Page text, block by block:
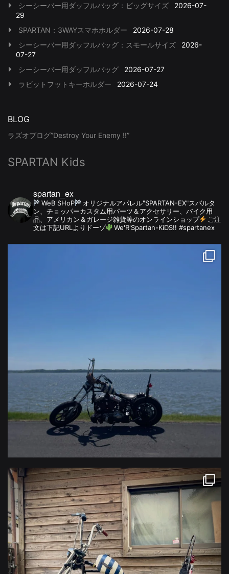
シーシーバー用ダッフルバッグ：ビッグサイズ
2026-07-
29
SPARTAN：3WAYスマホホルダー
2026-07-28
シーシーバー用ダッフルバッグ：スモールサイズ
2026-
07-27
シーシーバー用ダッフルバッグ
2026-07-27
ラビットフットキーホルダー
2026-07-24
BLOG
ラズオブログ”Destroy Your Enemy !!”
SPARTAN Kids
spartan_ex
WeB SHoP
オリジナルアパレル"SPARTAN-EX"スパルタ
ン、チョッパーカスタム用パーツ＆アクセサリー、バイク用
品、アメリカン＆ガレージ雑貨等のオンラインショップ
ご注
文は下記URLよりドーゾ
We'R'Spartan-KiDS!! #spartanex